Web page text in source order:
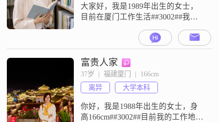
大家好，我是1989年出生的女士，
目前在厦门工作生活##3002##我的
身高是155cm，学历是大专，月收入
在20001元到50000元之间##3002##
我的性格特征包括：温柔体贴，善
解人意，随和易相处##3002##在日
常相处中，我富有同理心，真诚可
靠##3002##在生活中，我注重健康
管理，会平衡工作与生活##3
富贵人家
37岁  |  福建厦门  |  166cm
离异
大学本科
你好，我是1988年出生的女士，身
高166cm##3002##目前我的工作地在